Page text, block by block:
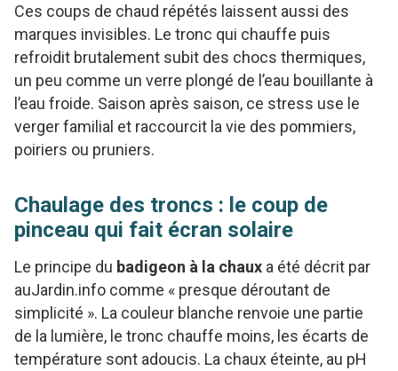
Ces coups de chaud répétés laissent aussi des
marques invisibles. Le tronc qui chauffe puis
refroidit brutalement subit des chocs thermiques,
un peu comme un verre plongé de l’eau bouillante à
l’eau froide. Saison après saison, ce stress use le
verger familial et raccourcit la vie des pommiers,
poiriers ou pruniers.
Chaulage des troncs : le coup de
pinceau qui fait écran solaire
Le principe du badigeon à la chaux a été décrit par
auJardin.info comme « presque déroutant de
simplicité ». La couleur blanche renvoie une partie
de la lumière, le tronc chauffe moins, les écarts de
température sont adoucis. La chaux éteinte, au pH